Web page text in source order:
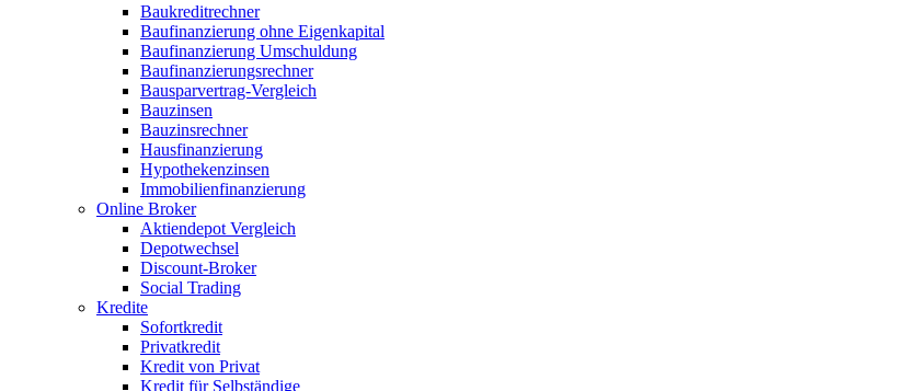
Baukreditrechner
Baufinanzierung ohne Eigenkapital
Baufinanzierung Umschuldung
Baufinanzierungsrechner
Bausparvertrag-Vergleich
Bauzinsen
Bauzinsrechner
Hausfinanzierung
Hypothekenzinsen
Immobilienfinanzierung
Online Broker
Aktiendepot Vergleich
Depotwechsel
Discount-Broker
Social Trading
Kredite
Sofortkredit
Privatkredit
Kredit von Privat
Kredit für Selbständige